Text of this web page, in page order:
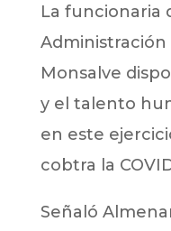
La funcionaria
Monsalve
y el talento
en este
cobtra la
Señaló